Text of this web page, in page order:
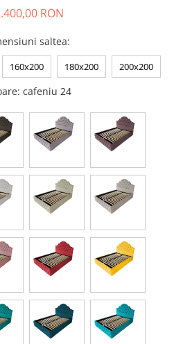
RON
saltea:
160x200 180x200 200x200
: cafeniu 24